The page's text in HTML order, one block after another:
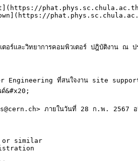
ละวิทยาการคอมพิวเตอร์ ปฎิบัติงาน ณ ป
Engineering ที่สนใจงาน site
&#x20;
ภายในวันที่ 28 ก.พ. 2567 อนึ่ง
or similar